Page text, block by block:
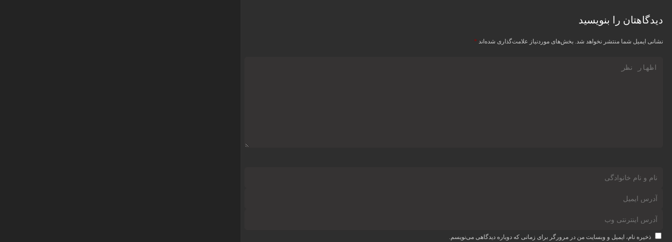
دیدگاهتان را بنویسید
نشانی ایمیل شما منتشر نخواهد شد. بخش‌های موردنیاز علامت‌گذاری شده‌اند *
ذخیره نام، ایمیل و وبسایت من در مرورگر برای زمانی که دوباره دیدگاهی می‌نویسم.